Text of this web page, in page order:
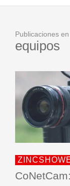
Publicaciones
equipos